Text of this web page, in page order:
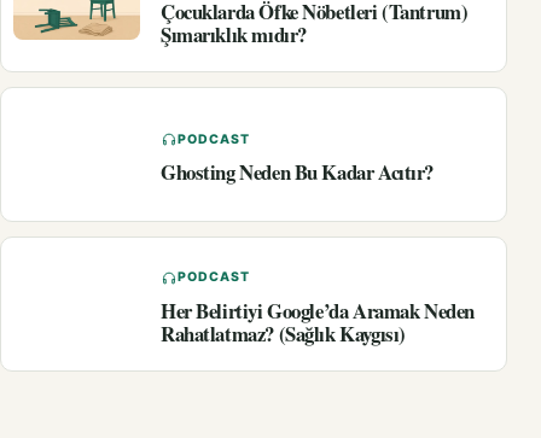
Çocuklarda Öfke Nöbetleri (Tantrum)
Şımarıklık mıdır?
PODCAST
Ghosting Neden Bu Kadar Acıtır?
PODCAST
Her Belirtiyi Google’da Aramak Neden
Rahatlatmaz? (Sağlık Kaygısı)